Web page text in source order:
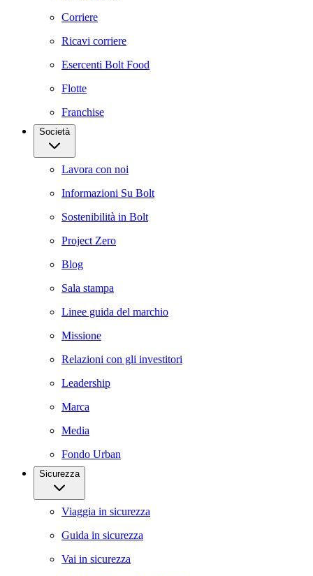
Corriere
Ricavi corriere
Esercenti Bolt Food
Flotte
Franchise
Società
Lavora con noi
Informazioni Su Bolt
Sostenibilità in Bolt
Project Zero
Blog
Sala stampa
Linee guida del marchio
Missione
Relazioni con gli investitori
Leadership
Marca
Media
Fondo Urban
Sicurezza
Viaggia in sicurezza
Guida in sicurezza
Vai in sicurezza